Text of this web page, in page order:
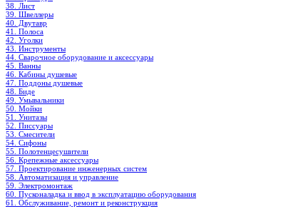
38. Лист
39. Швеллеры
40. Двутавр
41. Полоса
42. Уголки
43. Инструменты
44. Сварочное оборудование и аксессуары
45. Ванны
46. Кабины душевые
47. Поддоны душевые
48. Биде
49. Умывальники
50. Мойки
51. Унитазы
52. Писсуары
53. Смесители
54. Сифоны
55. Полотенцесушители
56. Крепежные аксессуары
57. Проектирование инженерных систем
58. Автоматизация и управление
59. Электромонтаж
60. Пусконаладка и ввод в эксплуатацию оборудования
61. Обслуживание, ремонт и реконструкция